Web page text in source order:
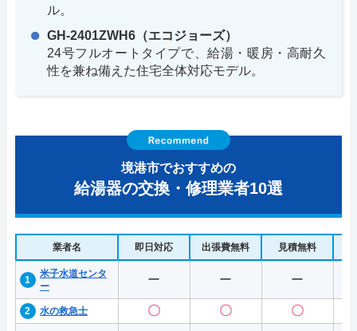
ル。
GH-2401ZWH6（エコジョーズ）
24号フルオートタイプで、給湯・暖房・高耐久
性を兼ね備えた住宅全体対応モデル。
境港市でおすすめの
給湯器の交換・修理業者10選
業者名 即日対応 出張費無料 見積無料
米子水道センタ
ー
ー ー ー
水の救急士 〇 〇 〇